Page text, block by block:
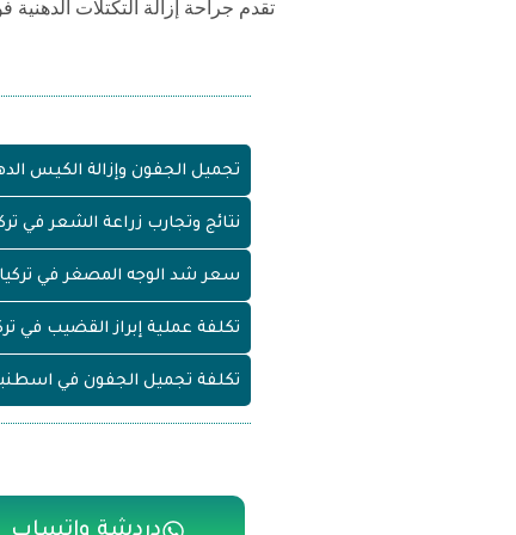
تقدم جراحة إزالة التكتلات
تجميل الجفون وإزالة الكيس
نتائج وتجارب زراعة الشعر في
سعر شد الوجه المصغر في تركيا
تكلفة عملية إبراز القضيب في
تكلفة تجميل الجفون في